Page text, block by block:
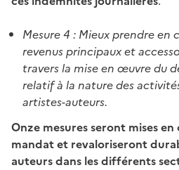
Mesure 4 : Mieux prendre en
revenus principaux et
travers la mise en œuvre du
relatif à la nature des
artistes-auteurs.
Onze mesures seront mises
mandat et revaloriseront
auteurs dans les différents